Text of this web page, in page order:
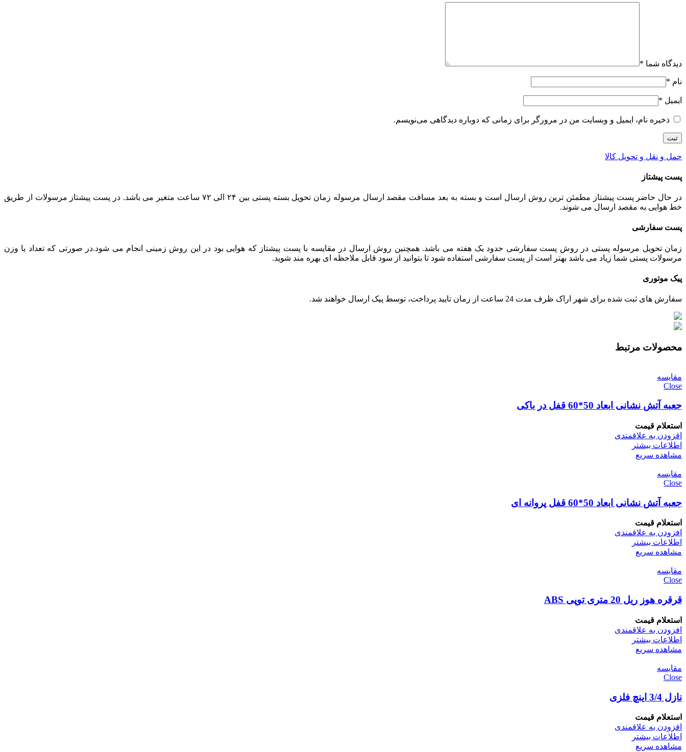
دیدگاه شما *
نام *
ایمیل *
ذخیره نام، ایمیل و وبسایت من در مرورگر برای زمانی که دوباره دیدگاهی می‌نویسم.
حمل و نقل و تحویل کالا
پست پیشتاز
در حال حاضر پست پیشتاز مطمئن ترین روش ارسال است و بسته به بعد مسافت مقصد ارسال مرسوله زمان تحویل بسته پستی بین ۲۴ الی ۷۲ ساعت متغیر می باشد. در پست پیشتاز مرسولات از طریق
خط هوایی به مقصد ارسال می شوند.
پست سفارشی
زمان تحویل مرسوله پستی در روش پست سفارشی حدود یک هفته می باشد. همچنین روش ارسال در مقایسه با پست پیشتاز که هوایی بود در این روش زمینی انجام می شود.در صورتی که تعداد یا وزن
مرسولات پستی شما زیاد می باشد بهتر است از پست سفارشی استفاده شود تا بتوانید از سود قابل ملاحظه ای بهره مند شوید.
پیک موتوری
سفارش های ثبت شده برای شهر اراک ظرف مدت 24 ساعت از زمان تایید پرداخت، توسط پیک ارسال خواهند شد.
محصولات مرتبط
مقایسه
Close
جعبه آتش نشانی ابعاد 50*60 قفل در باکی
استعلام قیمت
افزودن به علاقمندی
اطلاعات بیشتر
مشاهده سریع
مقایسه
Close
جعبه آتش نشانی ابعاد 50*60 قفل پروانه ای
استعلام قیمت
افزودن به علاقمندی
اطلاعات بیشتر
مشاهده سریع
مقایسه
Close
قرقره هوز ریل 20 متری توپی ABS
استعلام قیمت
افزودن به علاقمندی
اطلاعات بیشتر
مشاهده سریع
مقایسه
Close
نازل 3/4 اینچ فلزی
استعلام قیمت
افزودن به علاقمندی
اطلاعات بیشتر
مشاهده سریع